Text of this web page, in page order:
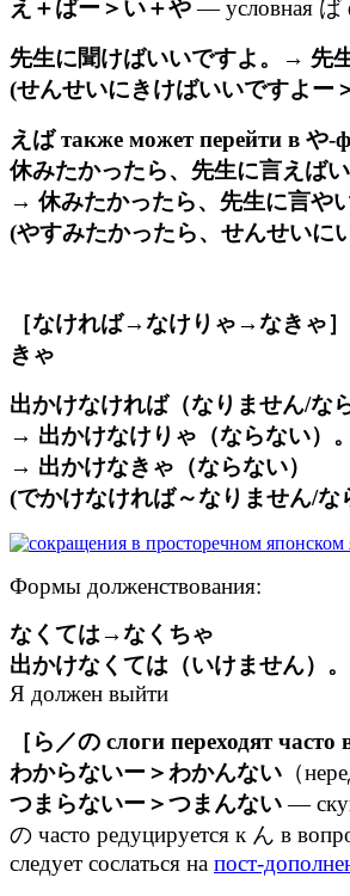
え＋ばー＞い＋や— условная ば
先生に聞けばいいですよ。→ 先
(せんせいにきけばいいですよー
えば также может перейти в や-
休みたかったら、先生に言えばい
→ 休みたかったら、先生に言や
(やすみたかったら、せんせいに
［なければ→なけりゃ→なきゃ］
きゃ
出かけなければ（なりません/な
→ 出かけなけりゃ（ならない）。
→ 出かけなきゃ（ならない）
(でかけなければ～なりません/な
Формы долженствования:
なくては→なくちゃ
出かけなくては（いけません）
Я должен выйти
［ら／の слоги переходят часто
わからないー＞わかんない （
つまらないー＞つまんない—
の часто редуцируется к ん в
следует сослаться на пост-